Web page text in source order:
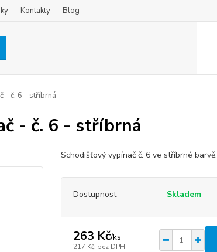
Kontakty Blog
- č. 6 - stříbrná
- č. 6 - stříbrná
Schodišťový vypínač č. 6 ve stříbrné barvě.
Dostupnost Skladem
263 Kč/ks
217 Kč bez DPH